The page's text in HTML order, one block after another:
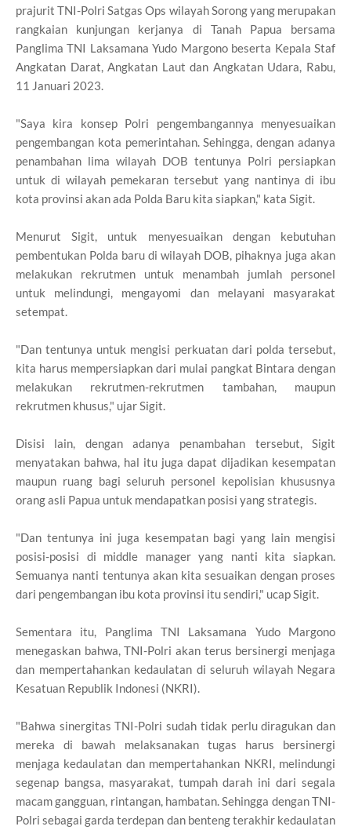
prajurit TNI-Polri Satgas Ops wilayah Sorong yang merupakan
rangkaian kunjungan kerjanya di Tanah Papua bersama
Panglima TNI Laksamana Yudo Margono beserta Kepala Staf
Angkatan Darat, Angkatan Laut dan Angkatan Udara, Rabu,
11 Januari 2023.
"Saya kira konsep Polri pengembangannya menyesuaikan
pengembangan kota pemerintahan. Sehingga, dengan adanya
penambahan lima wilayah DOB tentunya Polri persiapkan
untuk di wilayah pemekaran tersebut yang nantinya di ibu
kota provinsi akan ada Polda Baru kita siapkan," kata Sigit.
Menurut Sigit, untuk menyesuaikan dengan kebutuhan
pembentukan Polda baru di wilayah DOB, pihaknya juga akan
melakukan rekrutmen untuk menambah jumlah personel
untuk melindungi, mengayomi dan melayani masyarakat
setempat.
"Dan tentunya untuk mengisi perkuatan dari polda tersebut,
kita harus mempersiapkan dari mulai pangkat Bintara dengan
melakukan rekrutmen-rekrutmen tambahan, maupun
rekrutmen khusus," ujar Sigit.
Disisi lain, dengan adanya penambahan tersebut, Sigit
menyatakan bahwa, hal itu juga dapat dijadikan kesempatan
maupun ruang bagi seluruh personel kepolisian khususnya
orang asli Papua untuk mendapatkan posisi yang strategis.
"Dan tentunya ini juga kesempatan bagi yang lain mengisi
posisi-posisi di middle manager yang nanti kita siapkan.
Semuanya nanti tentunya akan kita sesuaikan dengan proses
dari pengembangan ibu kota provinsi itu sendiri," ucap Sigit.
Sementara itu, Panglima TNI Laksamana Yudo Margono
menegaskan bahwa, TNI-Polri akan terus bersinergi menjaga
dan mempertahankan kedaulatan di seluruh wilayah Negara
Kesatuan Republik Indonesi (NKRI).
"Bahwa sinergitas TNI-Polri sudah tidak perlu diragukan dan
mereka di bawah melaksanakan tugas harus bersinergi
menjaga kedaulatan dan mempertahankan NKRI, melindungi
segenap bangsa, masyarakat, tumpah darah ini dari segala
macam gangguan, rintangan, hambatan. Sehingga dengan TNI-
Polri sebagai garda terdepan dan benteng terakhir kedaulatan